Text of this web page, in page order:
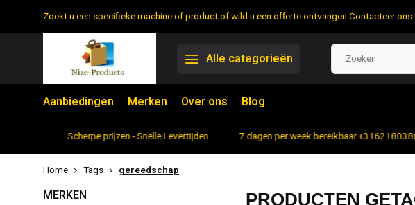
Zoekt u een specifieke machine of product of wild u een offerte ontvangen Contacteer
Alle categorieën
Aanbiedingen Merken Over ons Blog
Scherpe prijzen - Snelle Levertijden 7 dagen per week bereikbaar
Home Tags gereedschap
MERKEN
PRODUCTEN